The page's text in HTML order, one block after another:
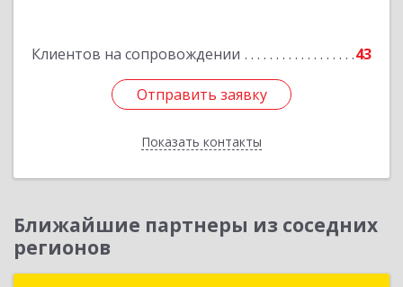
Клиентов на сопровождении 43
Отправить заявку
Показать контакты
Отправить заявку
Назад
Ближайшие партнеры из соседних
регионов